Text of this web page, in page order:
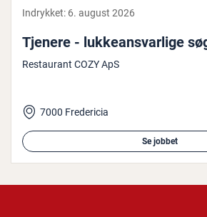
Indrykket: 6. august 2026
Tjenere - luk­ke­ansvar­li­ge
Restaurant COZY ApS
7000 Fredericia
Se jobbet